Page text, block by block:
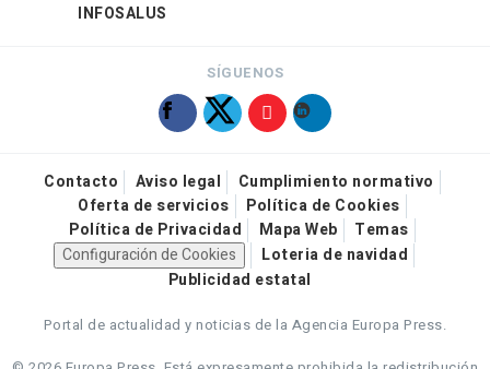
INFOSALUS
SÍGUENOS
Contacto Aviso legal
Cumplimiento normativo
Oferta de servicios
Política de Cookies
Política de Privacidad
Mapa Web
Temas
Configuración de Cookies
Loteria de navidad
Publicidad estatal
Portal de actualidad y noticias de la Agencia Europa Press.